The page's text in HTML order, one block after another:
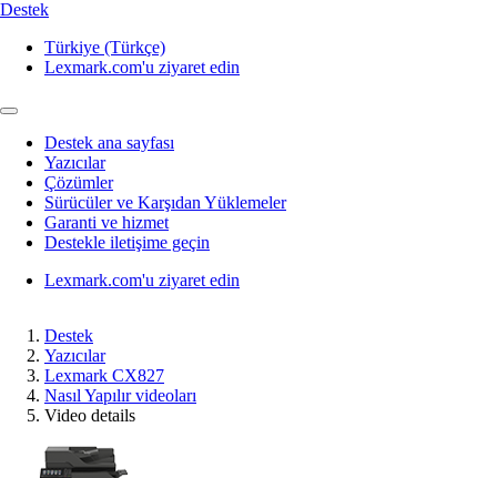
Destek
Türkiye (Türkçe)
Lexmark.com'u ziyaret edin
Destek ana sayfası
Yazıcılar
Çözümler
Sürücüler ve Karşıdan Yüklemeler
Garanti ve hizmet
Destekle iletişime geçin
Lexmark.com'u ziyaret edin
Destek
Yazıcılar
Lexmark CX827
Nasıl Yapılır videoları
Video details